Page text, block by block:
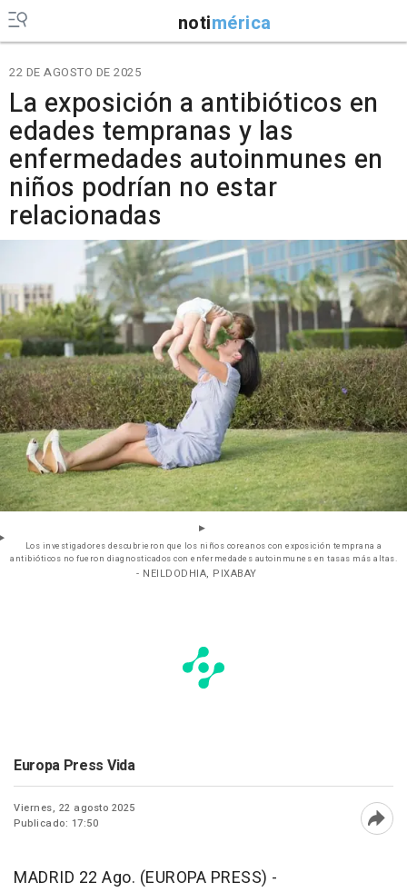
notimérica
22 DE AGOSTO DE 2025
La exposición a antibióticos en
edades tempranas y las
enfermedades autoinmunes en
niños podrían no estar
relacionadas
Los investigadores descubrieron que los niños coreanos con exposición temprana a
antibióticos no fueron diagnosticados con enfermedades autoinmunes en tasas más altas.
- NEILDODHIA, PIXABAY
Europa Press Vida
Viernes, 22 agosto 2025
Publicado: 17:50
MADRID 22 Ago. (EUROPA PRESS) -